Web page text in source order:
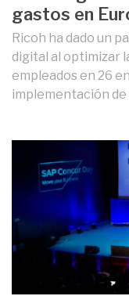
gastos en
Ricoh ha dado un
digital al optimizar
empleados en 26
implementación de